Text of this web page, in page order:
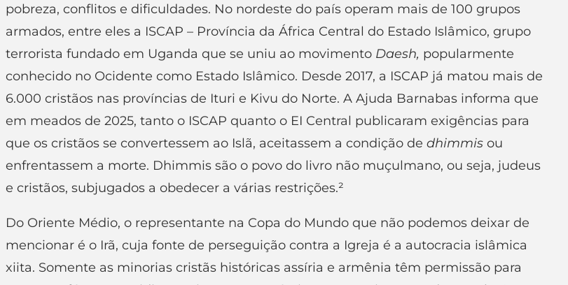
pobreza, conflitos e dificuldades. No nordeste do país operam mais de 100 grupos
armados, entre eles a ISCAP – Província da África Central do Estado Islâmico, grupo
terrorista fundado em Uganda que se uniu ao movimento Daesh, popularmente
conhecido no Ocidente como Estado Islâmico. Desde 2017, a ISCAP já matou mais de
6.000 cristãos nas províncias de Ituri e Kivu do Norte. A Ajuda Barnabas informa que
em meados de 2025, tanto o ISCAP quanto o EI Central publicaram exigências para
que os cristãos se convertessem ao Islã, aceitassem a condição de dhimmis ou
enfrentassem a morte. Dhimmis são o povo do livro não muçulmano, ou seja, judeus
e cristãos, subjugados a obedecer a várias restrições.²
Do Oriente Médio, o representante na Copa do Mundo que não podemos deixar de
mencionar é o Irã, cuja fonte de perseguição contra a Igreja é a autocracia islâmica
xiita. Somente as minorias cristãs históricas assíria e armênia têm permissão para